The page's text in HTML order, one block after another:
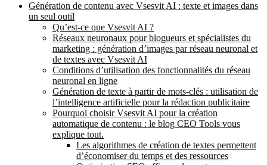
Génération de contenu avec Vsesvit AI : texte et images dans
un seul outil
Qu’est-ce que Vsesvit AI ?
Réseaux neuronaux pour blogueurs et spécialistes du
marketing : génération d’images par réseau neuronal et
de textes avec Vsesvit AI
Conditions d’utilisation des fonctionnalités du réseau
neuronal en ligne
Génération de texte à partir de mots-clés : utilisation de
l’intelligence artificielle pour la rédaction publicitaire
Pourquoi choisir Vsesvit AI pour la création
automatique de contenu : le blog CEO Tools vous
explique tout.
Les algorithmes de création de textes permettent
d’économiser du temps et des ressources